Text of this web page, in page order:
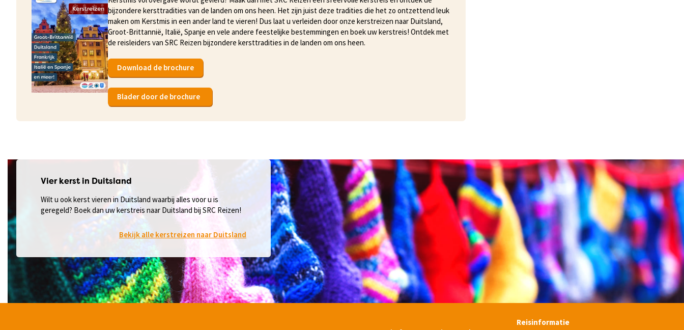
bijzondere kersttradities van de landen om ons heen. Het zijn juist deze tradities die het zo ontzettend leuk
maken om Kerstmis in een ander land te vieren! Dus laat u verleiden door onze kerstreizen naar Duitsland,
Groot-Brittannië, Italië, Spanje en vele andere feestelijke bestemmingen en boek uw kerstreis! Ontdek met
de reisleiders van SRC Reizen bijzondere kersttradities in de landen om ons heen.
Download de brochure
Blader door de brochure
Vier kerst in Duitsland
Wilt u ook kerst vieren in Duitsland waarbij alles voor u is
geregeld? Boek dan uw kerstreis naar Duitsland bij SRC Reizen!
Bekijk alle kerstreizen naar Duitsland
Reisinformatie